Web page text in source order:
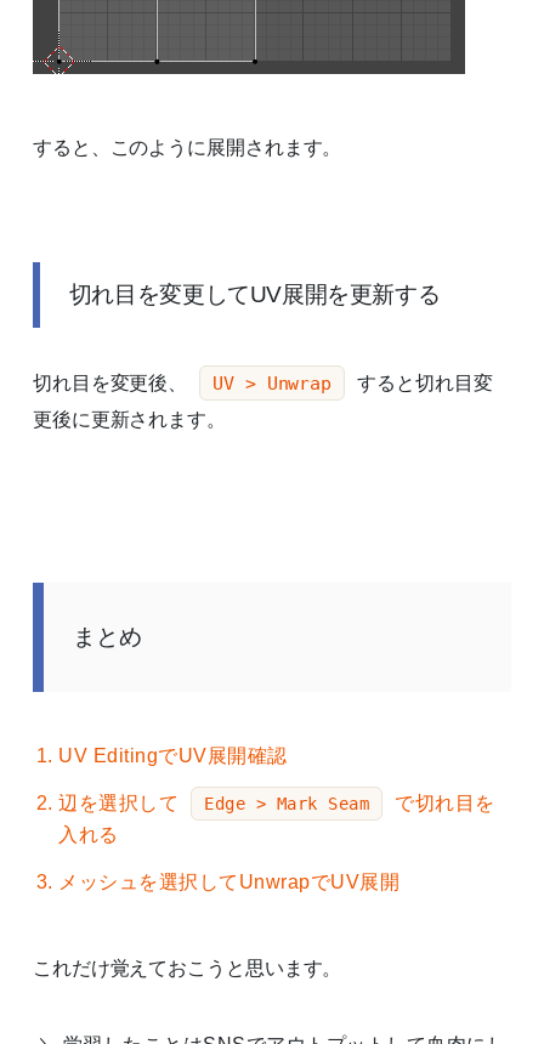
すると、このように展開されます。
切れ目を変更してUV展開を更新する
切れ目を変更後、 UV > Unwrap
すると切れ目変
更後に更新されます。
まとめ
UV EditingでUV展開確認
辺を選択して Edge > Mark Seam
で切れ目を
入れる
メッシュを選択してUnwrapでUV展開
これだけ覚えておこうと思います。